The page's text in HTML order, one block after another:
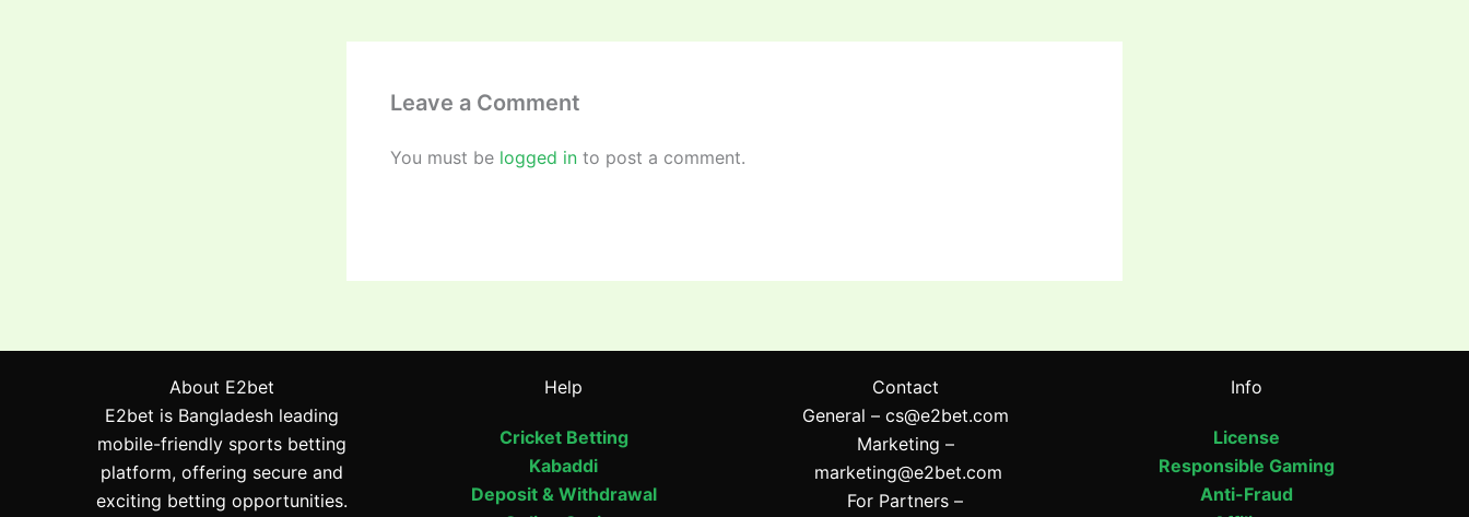
Leave a Comment
You must be logged in to post a comment.
About E2bet
E2bet is Bangladesh leading
mobile-friendly sports betting
platform, offering secure and
exciting betting opportunities.
Help
Cricket Betting
Kabaddi
Deposit & Withdrawal
Contact
General – cs@e2bet.com
Marketing –
marketing@e2bet.com
For Partners –
Info
License
Responsible Gaming
Anti-Fraud